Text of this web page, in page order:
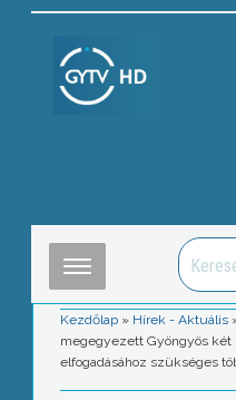
Kezdőlap » Hírek - Aktuális
megegyezett Gyöngyös két
elfogadásához szükséges